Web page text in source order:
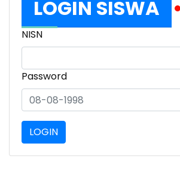
LOGIN SISWA
NISN
Password